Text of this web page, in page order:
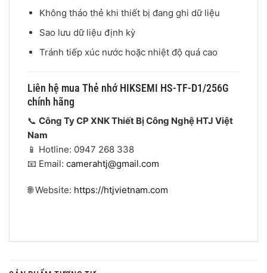
Không tháo thẻ khi thiết bị đang ghi dữ liệu
Sao lưu dữ liệu định kỳ
Tránh tiếp xúc nước hoặc nhiệt độ quá cao
Liên hệ mua Thẻ nhớ HIKSEMI HS-TF-D1/256G
chính hãng
📞 Công Ty CP XNK Thiết Bị Công Nghệ HTJ Việt
Nam
📱 Hotline: 0947 268 338
📧 Email: camerahtj@gmail.com
🌐 Website: https://htjvietnam.com